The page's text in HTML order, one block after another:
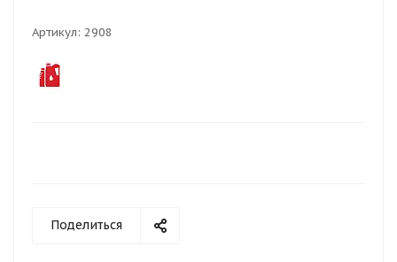
Артикул: 2908
Поделиться